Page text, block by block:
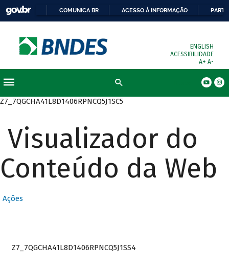
COMUNICA BR ACESSO À INFORMAÇÃO
ENGLISH
ACESSIBILIDADE
A+ A-
Z7_7QGCHA41L8D1406RPNCQ5J1SC5
Visualizador do
Conteúdo da Web
Ações
Z7_7QGCHA41L8D1406RPNCQ5J1SS4